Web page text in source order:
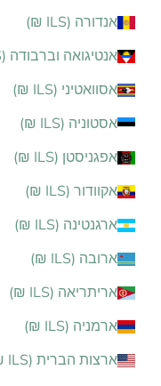
אנדורה (ILS ₪)
אנטיגואה וברבודה (ILS ₪)
אסוואטיני (ILS ₪)
אסטוניה (ILS ₪)
אפגניסטן (ILS ₪)
אקוודור (ILS ₪)
ארגנטינה (ILS ₪)
ארובה (ILS ₪)
אריתריאה (ILS ₪)
ארמניה (ILS ₪)
ארצות הברית (ILS ₪)